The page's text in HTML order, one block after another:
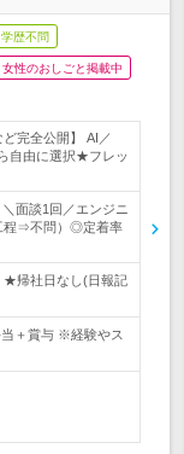
学歴不問
女性のおしごと掲載中
完全公開】 AI／
自由に選択★フレッ
面談1回／エンジニ
程⇒不問）◎定着率
帰社日なし(日報記
＋賞与 ※経験やス